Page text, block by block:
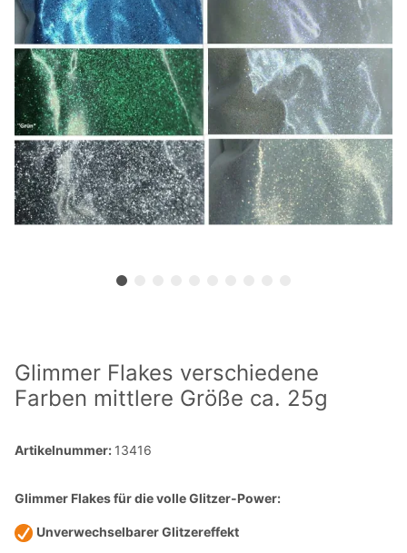
Glimmer Flakes verschiedene
Farben mittlere Größe ca. 25g
Artikelnummer: 13416
Glimmer Flakes für die volle Glitzer-Power:
Unverwechselbarer Glitzereffekt